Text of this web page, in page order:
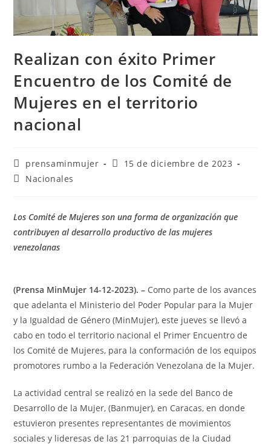
Realizan con éxito Primer
Encuentro de los Comité de
Mujeres en el territorio
nacional
prensaminmujer
15 de diciembre de 2023
Nacionales
Los Comité de Mujeres son una forma de organización que
contribuyen al desarrollo productivo de las mujeres
venezolanas
(Prensa MinMujer 14-12-2023). – Como parte de los avances
que adelanta el Ministerio del Poder Popular para la Mujer
y la Igualdad de Género (MinMujer), este jueves se llevó a
cabo en todo el territorio nacional el Primer Encuentro de
los Comité de Mujeres, para la conformación de los equipos
promotores rumbo a la Federación Venezolana de la Mujer.
La actividad central se realizó en la sede del Banco de
Desarrollo de la Mujer, (Banmujer), en Caracas, en donde
estuvieron presentes representantes de movimientos
sociales y lideresas de las 21 parroquias de la Ciudad